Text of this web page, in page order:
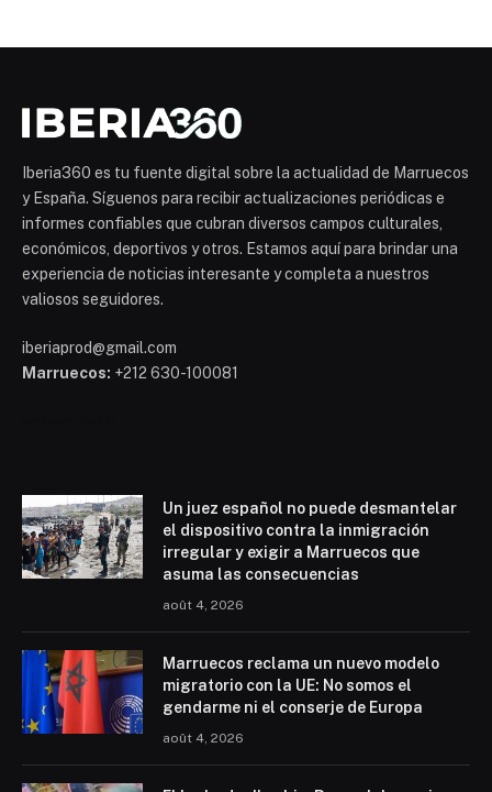
Iberia360 es tu fuente digital sobre la actualidad de Marruecos
y España. Síguenos para recibir actualizaciones periódicas e
informes confiables que cubran diversos campos culturales,
económicos, deportivos y otros. Estamos aquí para brindar una
experiencia de noticias interesante y completa a nuestros
valiosos seguidores.
iberiaprod@gmail.com
Marruecos: +212 630-100081
Un juez español no puede desmantelar
el dispositivo contra la inmigración
irregular y exigir a Marruecos que
asuma las consecuencias
août 4, 2026
Marruecos reclama un nuevo modelo
migratorio con la UE: No somos el
gendarme ni el conserje de Europa
août 4, 2026